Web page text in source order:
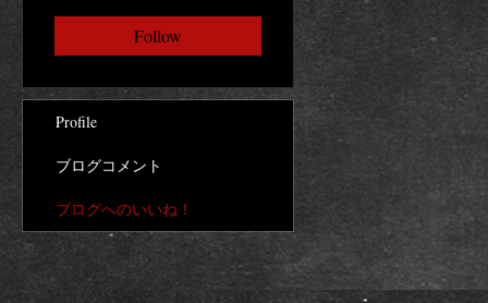
Follow
Profile
ブログコメント
ブログへのいいね！